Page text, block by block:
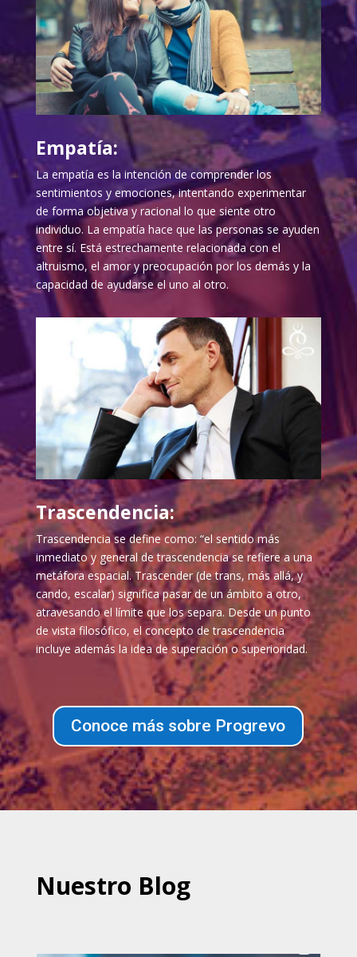
Empatía:
La empatía es la intención de comprender los
sentimientos y emociones, intentando experimentar
de forma objetiva y racional lo que siente otro
individuo. La empatía hace que las personas se ayuden
entre sí. Está estrechamente relacionada con el
altruismo, el amor y preocupación por los demás y la
capacidad de ayudarse el uno al otro.
Trascendencia:
Trascendencia se define como: “el sentido más
inmediato y general de trascendencia se refiere a una
metáfora espacial. Trascender (de trans, más allá, y
cando, escalar) significa pasar de un ámbito a otro,
atravesando el límite que los separa. Desde un punto
de vista filosófico, el concepto de trascendencia
incluye además la idea de superación o superioridad.
Conoce más sobre Progrevo
Nuestro Blog